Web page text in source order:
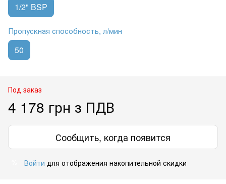
1/2" BSP
Пропускная способность, л/мин
50
Под заказ
4 178 грн з ПДВ
Сообщить, когда появится
Войти для отображения накопительной скидки